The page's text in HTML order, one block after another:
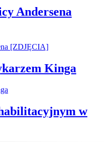
Andersena
Kinga
w